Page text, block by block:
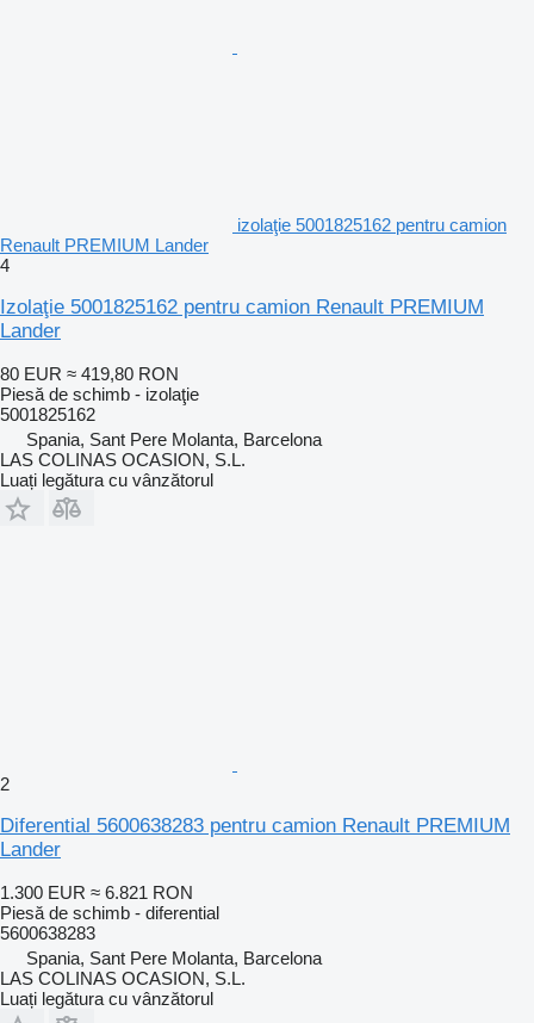
izolaţie 5001825162 pentru camion
Renault PREMIUM Lander
4
Izolaţie 5001825162 pentru camion Renault PREMIUM
Lander
80 EUR ≈ 419,80 RON
Piesă de schimb - izolaţie
5001825162
Spania, Sant Pere Molanta, Barcelona
LAS COLINAS OCASION, S.L.
Luați legătura cu vânzătorul
2
Diferential 5600638283 pentru camion Renault PREMIUM
Lander
1.300 EUR ≈ 6.821 RON
Piesă de schimb - diferential
5600638283
Spania, Sant Pere Molanta, Barcelona
LAS COLINAS OCASION, S.L.
Luați legătura cu vânzătorul